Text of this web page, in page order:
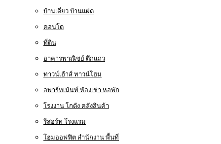
บ้านเดี่ยว บ้านแฝด
คอนโด
ที่ดิน
อาคารพาณิชย์ ตึกแถว
ทาวน์เฮ้าส์ ทาวน์โฮม
อพาร์ทเม้นท์ ห้องเช่า หอพัก
โรงงาน โกดัง คลังสินค้า
รีสอร์ท โรงแรม
โฮมออฟฟิต สำนักงาน พื้นที่